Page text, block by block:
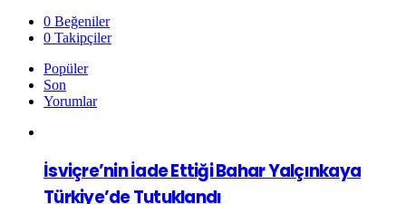
0 Beğeniler
0 Takipçiler
Popüler
Son
Yorumlar
İsviçre’nin İade Ettiği Bahar Yalçınkaya
Türkiye’de Tutuklandı